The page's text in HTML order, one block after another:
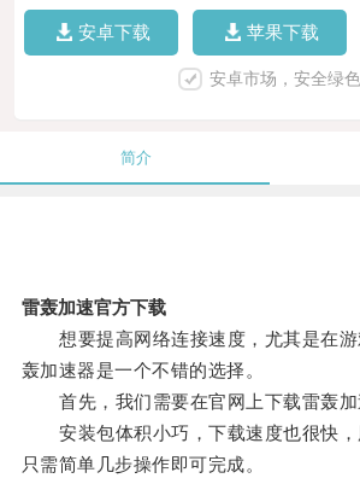
安卓下载 苹果下载
安卓市场，安全绿色
简介
雷轰加速官方下载
想要提高网络连接速度，尤其是在游
轰加速器是一个不错的选择。
首先，我们需要在官网上下载雷轰加
安装包体积小巧，下载速度也很快，
只需简单几步操作即可完成。